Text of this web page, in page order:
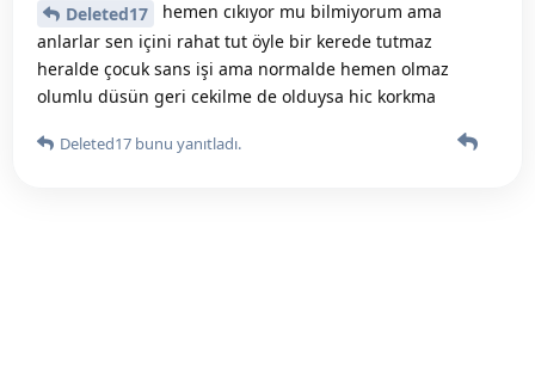
Deleted17
hemen cıkıyor mu bilmiyorum ama
anlarlar sen içini rahat tut öyle bir kerede tutmaz
heralde çocuk sans işi ama normalde hemen olmaz
olumlu düsün geri cekilme de olduysa hic korkma
Deleted17 bunu yanıtladı.